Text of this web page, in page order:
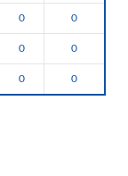
0 0
0 0
0 0